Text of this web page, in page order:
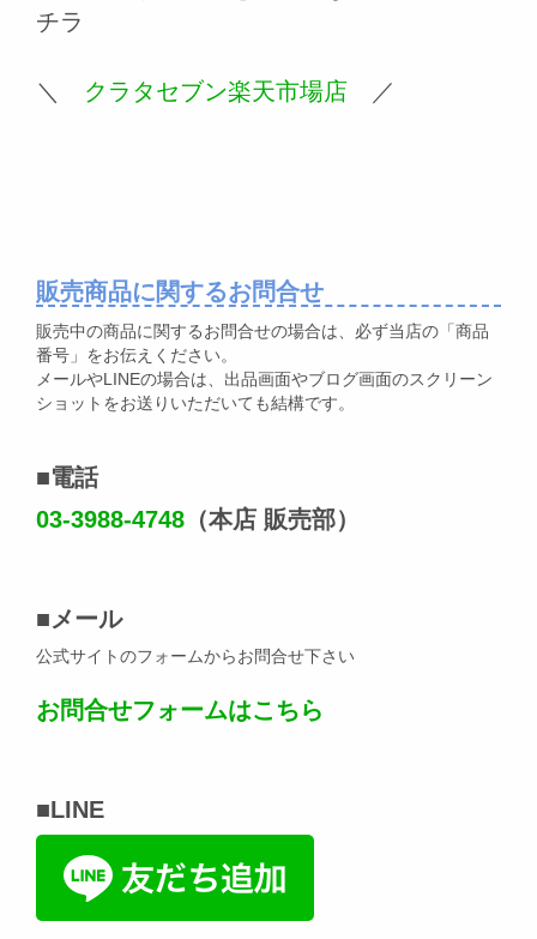
チラ
＼ クラタセブン楽天市場店 ／
販売商品に関するお問合せ
販売中の商品に関するお問合せの場合は、必ず当店の「商品
番号」をお伝えください。
メールやLINEの場合は、出品画面やブログ画面のスクリーン
ショットをお送りいただいても結構です。
■電話
03-3988-4748 （本店 販売部）
■メール
公式サイトのフォームからお問合せ下さい
お問合せフォームはこちら
■LINE